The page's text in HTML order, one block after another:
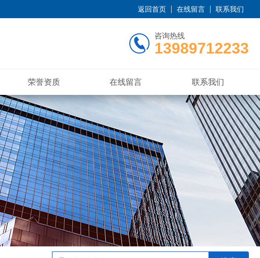
返回首页 在线留言 联系我们
咨询热线
13989712233
荣誉资质 在线留言 联系我们